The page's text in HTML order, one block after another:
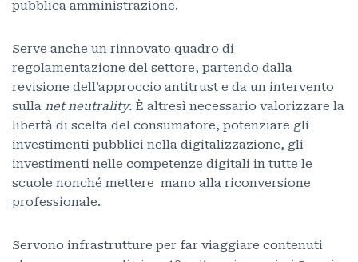
pubblica amministrazione.
Serve anche un rinnovato quadro di
regolamentazione del settore, partendo dalla
revisione dell’approccio antitrust e da un intervento
sulla net neutrality. È altresì necessario valorizzare la
libertà di scelta del consumatore, potenziare gli
investimenti pubblici nella digitalizzazione, gli
investimenti nelle competenze digitali in tutte le
scuole nonché mettere mano alla riconversione
professionale.
Servono infrastrutture per far viaggiare contenuti